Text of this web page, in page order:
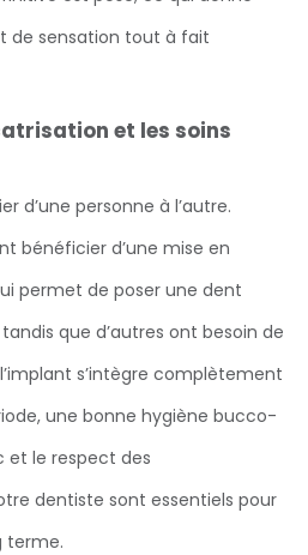
de sensation tout à fait
et les soins
d’une personne à l’autre.
bénéficier d’une mise en
permet de poser une dent
que d’autres ont besoin de
s’intègre complètement
une bonne hygiène bucco-
et le respect des
dentiste sont essentiels pour
terme.